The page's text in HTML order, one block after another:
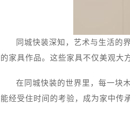
同城快装深知，艺术与生活的
的家具作品。这些家具不仅美观大
在同城快装的世界里，每一块
能经受住时间的考验，成为家中传